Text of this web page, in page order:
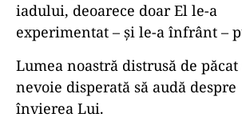
iadului, deoarece doar El le-a
experimentat – și le-a înfrânt –
Lumea noastră distrusă de păcat
nevoie disperată să audă despre
învierea Lui.